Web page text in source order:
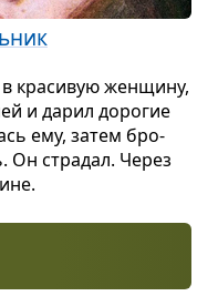
кра­си­вую жен­щину,
и дарил доро­гие
ему, затем бро­
Он стра­дал. Через